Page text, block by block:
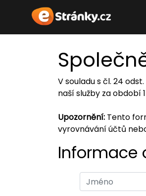
V souladu s čl. 24
naší služby za období
Upozornění: Tento
vyrovnávání účtů
Informace